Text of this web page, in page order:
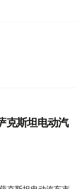
克斯坦电动汽